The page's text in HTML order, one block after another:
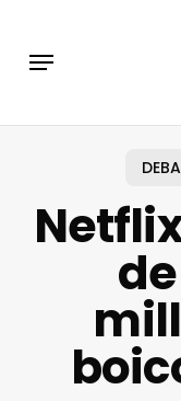
main
Menu